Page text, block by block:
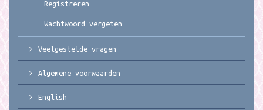
Registreren
Wachtwoord vergeten
Veelgestelde vragen
Algemene voorwaarden
English